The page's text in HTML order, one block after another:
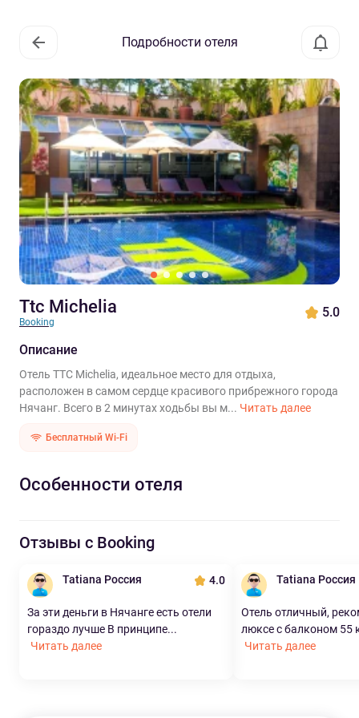
Подробности отеля
Ttc Michelia
Booking
5.0
Описание
Отель TTC Michelia, идеальное место для отдыха,
расположен в самом сердце красивого прибрежного города
Нячанг. Всего в 2 минутах ходьбы вы м... Читать далее
Бесплатный Wi-Fi
Особенности отеля
Отзывы с Booking
Tatiana Россия 4.0
За эти деньги в Нячанге есть отели
гораздо лучше В принципе...
Читать далее
Tatiana Россия
Отель отличный,
люксе с балконом 55
Читать далее